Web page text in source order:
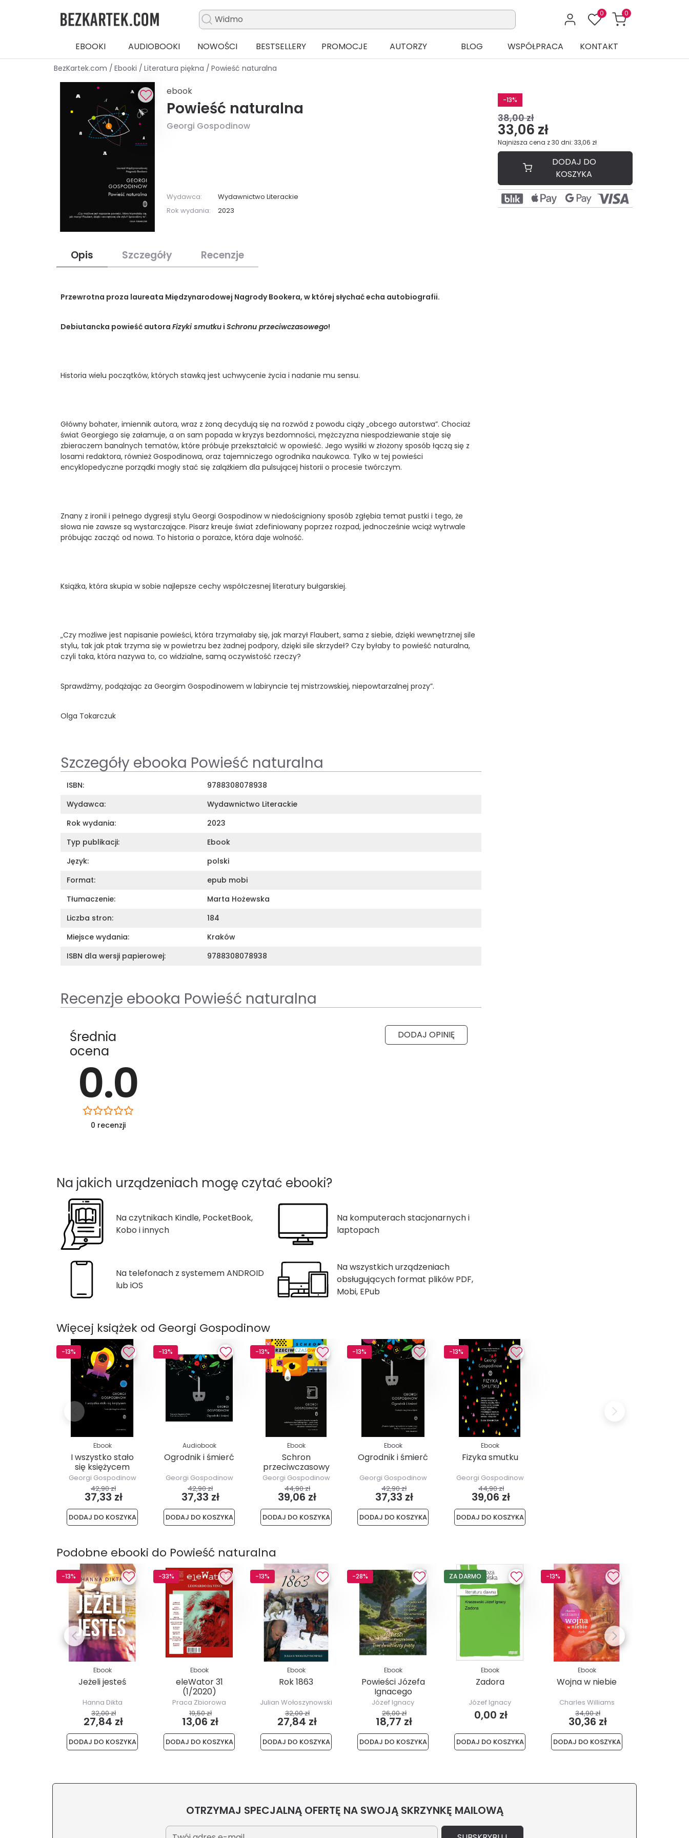
0 0
EBOOKI AUDIOBOOKI NOWOŚCI BESTSELLERY PROMOCJE AUTORZY BLOG WSPÓŁPRACA KONTAKT
BezKartek.com / Ebooki / Literatura piękna / Powieść naturalna
ebook
Powieść naturalna
Georgi Gospodinow
Wydawca:
Wydawnictwo Literackie
Rok wydania:
2023
Opis Szczegóły Recenzje
Przewrotna proza laureata Międzynarodowej Nagrody Bookera, w której słychać echa autobiografii.
Debiutancka powieść autora Fizyki smutku i Schronu przeciwczasowego!
Historia wielu początków, których stawką jest uchwycenie życia i nadanie mu sensu.
Główny bohater, imiennik autora, wraz z żoną decydują się na rozwód z powodu ciąży „obcego autorstwa”. Chociaż
świat Georgiego się załamuje, a on sam popada w kryzys bezdomności, mężczyzna niespodziewanie staje się
zbieraczem banalnych tematów, które próbuje przekształcić w opowieść. Jego wysiłki w złożony sposób łączą się z
losami redaktora, również Gospodinowa, oraz tajemniczego ogrodnika naukowca. Tylko w tej powieści
encyklopedyczne porządki mogły stać się zalążkiem dla pulsującej historii o procesie twórczym.
Znany z ironii i pełnego dygresji stylu Georgi Gospodinow w niedościgniony sposób zgłębia temat pustki i tego, że
słowa nie zawsze są wystarczające. Pisarz kreuje świat zdefiniowany poprzez rozpad, jednocześnie wciąż wytrwale
próbując zacząć od nowa. To historia o porażce, która daje wolność.
Książka, która skupia w sobie najlepsze cechy współczesnej literatury bułgarskiej.
„Czy możliwe jest napisanie powieści, która trzymałaby się, jak marzył Flaubert, sama z siebie, dzięki wewnętrznej sile
stylu, tak jak ptak trzyma się w powietrzu bez żadnej podpory, dzięki sile skrzydeł? Czy byłaby to powieść naturalna,
czyli taka, która nazywa to, co widzialne, samą oczywistość rzeczy?
Sprawdźmy, podążając za Georgim Gospodinowem w labiryncie tej mistrzowskiej, niepowtarzalnej prozy”.
Olga Tokarczuk
Szczegóły ebooka Powieść naturalna
ISBN:
9788308078938
Wydawca:
Wydawnictwo Literackie
Rok wydania:
2023
Typ publikacji:
Ebook
Język:
polski
Format:
epub mobi
Tłumaczenie:
Marta Hożewska
Liczba stron:
184
Miejsce wydania:
Kraków
ISBN dla wersji papierowej:
9788308078938
Recenzje ebooka Powieść naturalna
Średnia
ocena
0.0
0 recenzji
DODAJ OPINIĘ
Na jakich urządzeniach mogę czytać ebooki?
Na czytnikach Kindle, PocketBook,
Kobo i innych
Na komputerach stacjonarnych i
laptopach
Na telefonach z systemem ANDROID
lub iOS
Na wszystkich urządzeniach
obsługujących format plików PDF,
Mobi, EPub
-13%
38,00 zł
33,06 zł
Najniższa cena z 30 dni: 33,06 zł
DODAJ DO
KOSZYKA
Więcej książek od Georgi Gospodinow
-13%
Ebook
I wszystko stało
się księżycem
Georgi Gospodinow
42,90 zł
37,33 zł
DODAJ DO KOSZYKA
-13%
Audiobook
Ogrodnik i śmierć
Georgi Gospodinow
42,90 zł
37,33 zł
DODAJ DO KOSZYKA
-13%
Ebook
Schron
przeciwczasowy
Georgi Gospodinow
44,90 zł
39,06 zł
DODAJ DO KOSZYKA
-13%
Ebook
Ogrodnik i śmierć
Georgi Gospodinow
42,90 zł
37,33 zł
DODAJ DO KOSZYKA
-13%
Ebook
Fizyka smutku
Georgi Gospodinow
44,90 zł
39,06 zł
DODAJ DO KOSZYKA
Podobne ebooki do Powieść naturalna
-13%
Ebook
Jeżeli jesteś
Hanna Dikta
32,00 zł
27,84 zł
DODAJ DO KOSZYKA
-33%
Ebook
eleWator 31
(1/2020)
Praca Zbiorowa
19,50 zł
13,06 zł
DODAJ DO KOSZYKA
-13%
Ebook
Rok 1863
Julian Wołoszynowski
32,00 zł
27,84 zł
DODAJ DO KOSZYKA
-28%
Ebook
Powieści Józefa
Ignacego
Kraszewskiego.
Tom 25
Józef Ignacy
Kraszewski
26,00 zł
18,77 zł
DODAJ DO KOSZYKA
ZA DARMO
Ebook
Zadora
Józef Ignacy
Kraszewski
0,00 zł
DODAJ DO KOSZYKA
-13%
Ebook
Wojna w niebie
Charles Williams
34,90 zł
30,36 zł
DODAJ DO KOSZYKA
OTRZYMAJ SPECJALNĄ OFERTĘ NA SWOJĄ SKRZYNKĘ MAILOWĄ